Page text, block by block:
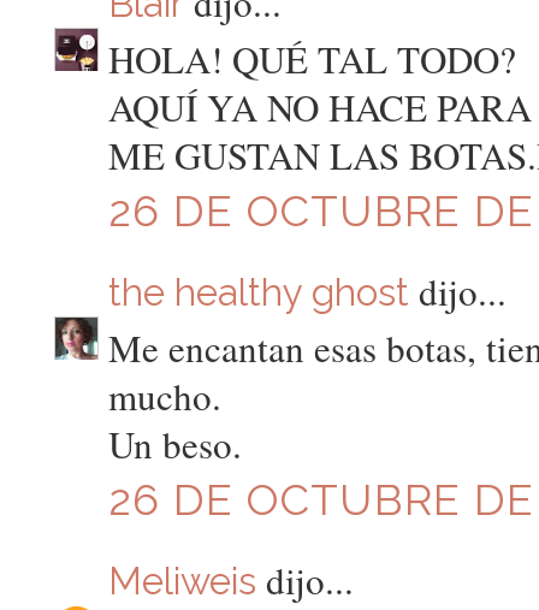
HOLA! QUÉ TAL TODO?
AQUÍ YA NO HACE
ME GUSTAN LAS
26 DE OCTUBRE
the healthy ghost dijo...
Me encantan esas botas,
mucho.
Un beso.
26 DE OCTUBRE
Meliweis dijo...